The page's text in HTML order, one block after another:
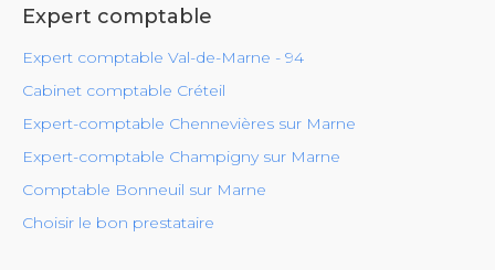
Expert comptable
Expert comptable Val-de-Marne - 94
Cabinet comptable Créteil
Expert-comptable Chennevières sur Marne
Expert-comptable Champigny sur Marne
Comptable Bonneuil sur Marne
Choisir le bon prestataire